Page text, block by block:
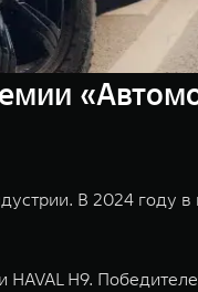
В 2024 году в
H9.